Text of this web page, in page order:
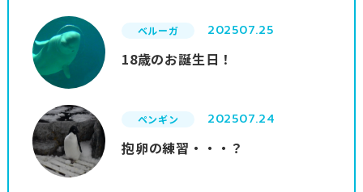
ベルーガ 202507.25
18歳のお誕生日！
ペンギン 202507.24
抱卵の練習・・・？